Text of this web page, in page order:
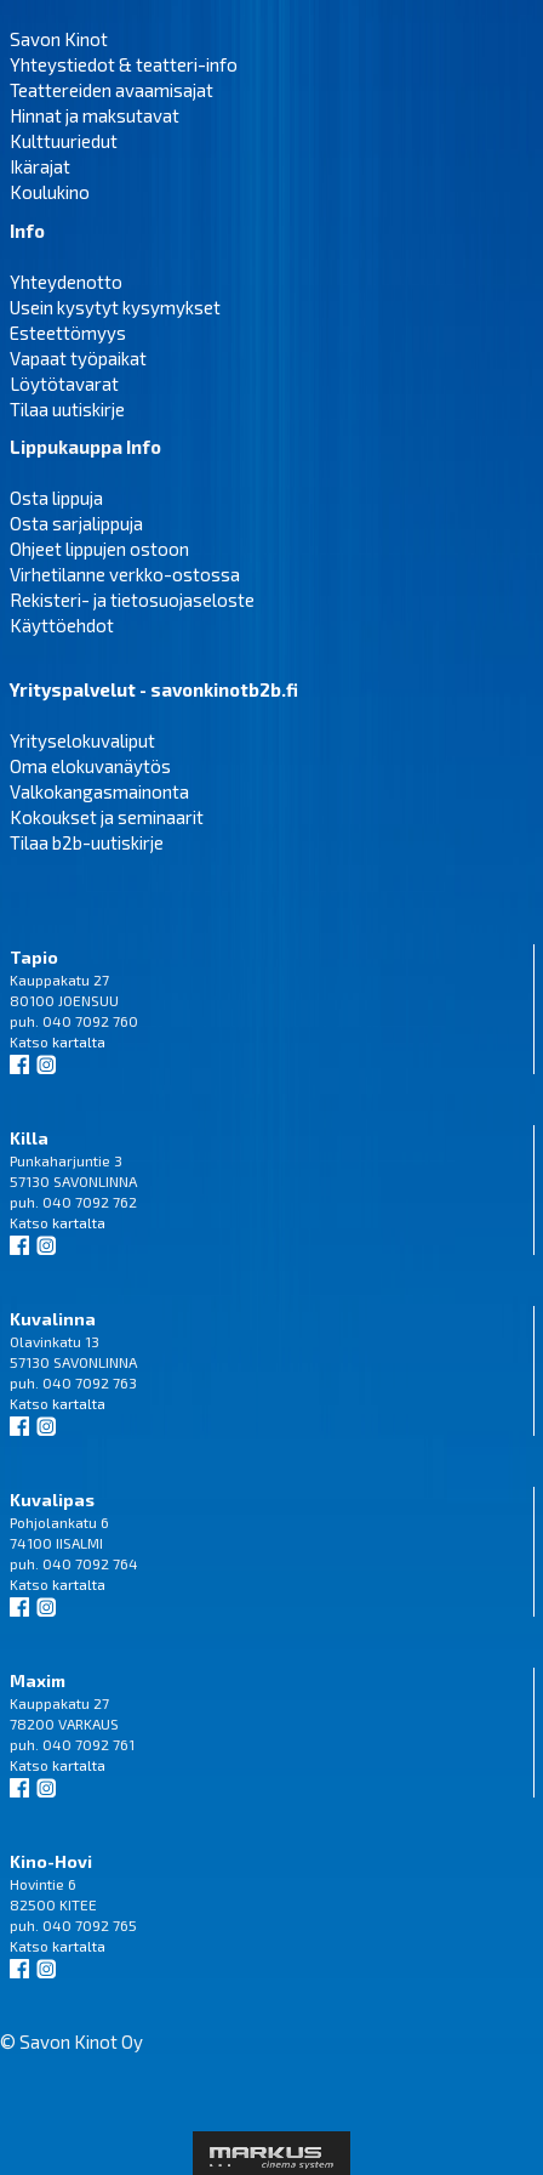
Savon Kinot
Yhteystiedot & teatteri-info
Teattereiden avaamisajat
Hinnat ja maksutavat
Kulttuuriedut
Ikärajat
Koulukino
Info
Yhteydenotto
Usein kysytyt kysymykset
Esteettömyys
Vapaat työpaikat
Löytötavarat
Tilaa uutiskirje
Lippukauppa Info
Osta lippuja
Osta sarjalippuja
Ohjeet lippujen ostoon
Virhetilanne verkko-ostossa
Rekisteri- ja tietosuojaseloste
Käyttöehdot
Yrityspalvelut - savonkinotb2b.fi
Yrityselokuvaliput
Oma elokuvanäytös
Valkokangasmainonta
Kokoukset ja seminaarit
Tilaa b2b-uutiskirje
Tapio
Kauppakatu 27
80100 JOENSUU
puh. 040 7092 760
Katso kartalta
Killa
Punkaharjuntie 3
57130 SAVONLINNA
puh. 040 7092 762
Katso kartalta
Kuvalinna
Olavinkatu 13
57130 SAVONLINNA
puh. 040 7092 763
Katso kartalta
Kuvalipas
Pohjolankatu 6
74100 IISALMI
puh. 040 7092 764
Katso kartalta
Maxim
Kauppakatu 27
78200 VARKAUS
puh. 040 7092 761
Katso kartalta
Kino-Hovi
Hovintie 6
82500 KITEE
puh. 040 7092 765
Katso kartalta
© Savon Kinot Oy